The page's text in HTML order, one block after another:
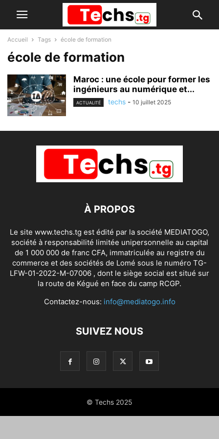
Accueil Tags école de formation
école de formation
Maroc : une école pour former les
ingénieurs au numérique et...
ACTUALITÉ techs - 10 juillet 2025
À PROPOS
Le site www.techs.tg est édité par la société MEDIATOGO,
société à responsabilité limitée unipersonnelle au capital
de 1 000 000 de franc CFA, immatriculée au registre du
commerce et des sociétés de Lomé sous le numéro TG-
LFW-01-2022-M-07006 , dont le siège social est situé sur
la route de Kégué en face du camp RCGP.
Contactez-nous: info@mediatogo.info
SUIVEZ NOUS
© Techs 2025